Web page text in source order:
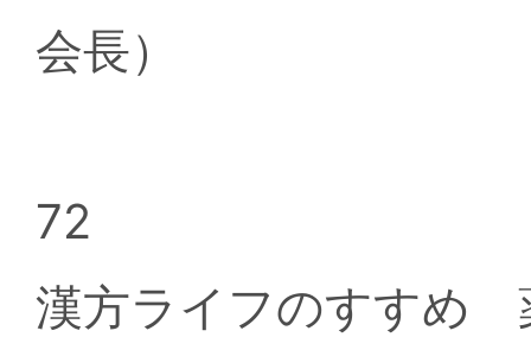
会長）
72
漢方ライフのすすめ